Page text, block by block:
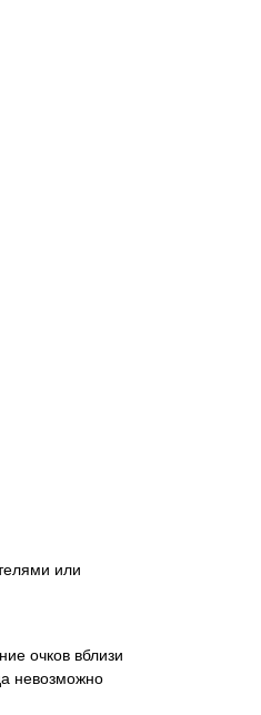
или
очков вблизи
невозможно